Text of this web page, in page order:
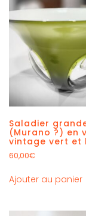
Saladier
(Murano ?) en
vintage vert et
60,00€
Ajouter au panier